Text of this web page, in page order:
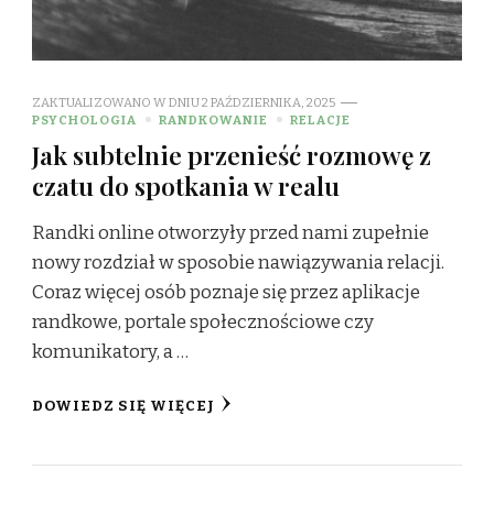
ZAKTUALIZOWANO W DNIU2 PAŹDZIERNIKA, 2025
PSYCHOLOGIA
RANDKOWANIE RELACJE
Jak subtelnie przenieść rozmowę z
czatu do spotkania w realu
Randki online otworzyły przed nami zupełnie
nowy rozdział w sposobie nawiązywania relacji.
Coraz więcej osób poznaje się przez aplikacje
randkowe, portale społecznościowe czy
komunikatory, a …
DOWIEDZ SIĘ WIĘCEJ